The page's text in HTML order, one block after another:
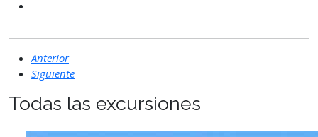
Anterior
Siguiente
Todas las excursiones